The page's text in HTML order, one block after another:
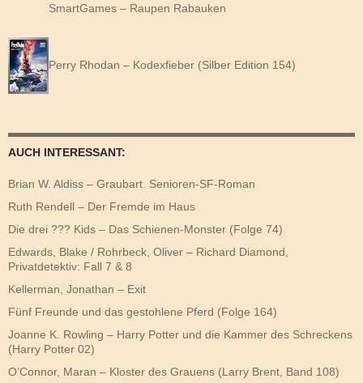
SmartGames – Raupen Rabauken
Perry Rhodan – Kodexfieber (Silber Edition 154)
AUCH INTERESSANT:
Brian W. Aldiss – Graubart. Senioren-SF-Roman
Ruth Rendell – Der Fremde im Haus
Die drei ??? Kids – Das Schienen-Monster (Folge 74)
Edwards, Blake / Rohrbeck, Oliver – Richard Diamond,
Privatdetektiv: Fall 7 & 8
Kellerman, Jonathan – Exit
Fünf Freunde und das gestohlene Pferd (Folge 164)
Joanne K. Rowling – Harry Potter und die Kammer des Schreckens
(Harry Potter 02)
O’Connor, Maran – Kloster des Grauens (Larry Brent, Band 108)